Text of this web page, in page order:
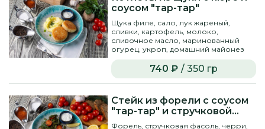
соусом "тар-тар"
Щука филе, сало, лук жареный,
сливки, картофель, молоко,
сливочное масло, маринованный
огурец, укроп, домашний майонез
740 ₽ / 350 гр
Стейк из форели с соусом
"тар-тар" и стручковой
фасолью
Форель, стручковая фасоль, черри,